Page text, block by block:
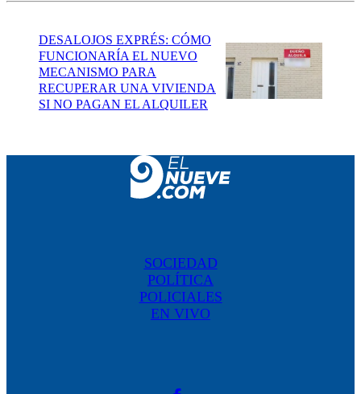
DESALOJOS EXPRÉS: CÓMO
FUNCIONARÍA EL NUEVO
MECANISMO PARA
RECUPERAR UNA VIVIENDA
SI NO PAGAN EL ALQUILER
SOCIEDAD
POLÍTICA
POLICIALES
EN VIVO